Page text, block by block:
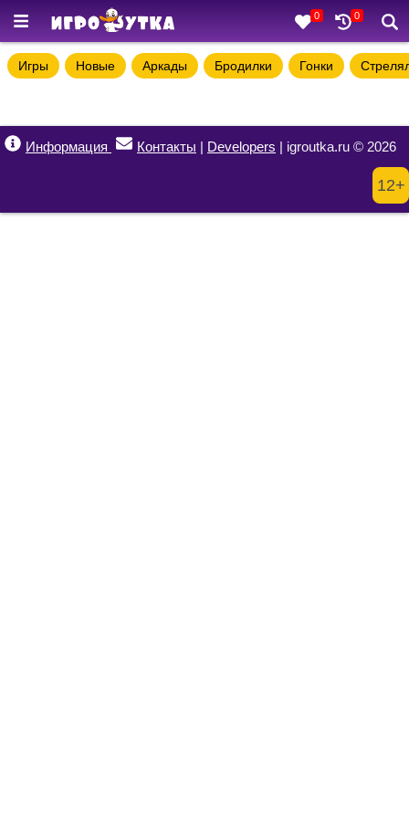
0 0
Игры Новые Аркады Бродилки Гонки
Информация Контакты | Developers | igroutka.ru © 2026
12+